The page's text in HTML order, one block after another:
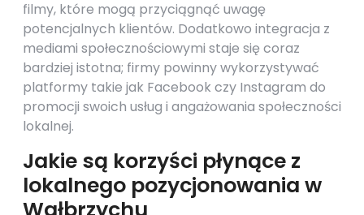
filmy, które mogą przyciągnąć uwagę
potencjalnych klientów. Dodatkowo integracja z
mediami społecznościowymi staje się coraz
bardziej istotna; firmy powinny wykorzystywać
platformy takie jak Facebook czy Instagram do
promocji swoich usług i angażowania społeczności
lokalnej.
Jakie są korzyści płynące z
lokalnego pozycjonowania w